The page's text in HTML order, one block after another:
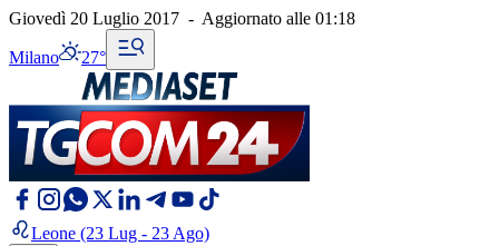
Giovedì 20 Luglio 2017 - Aggiornato alle 01:18
Milano 27°
Leone (23 Lug - 23 Ago)